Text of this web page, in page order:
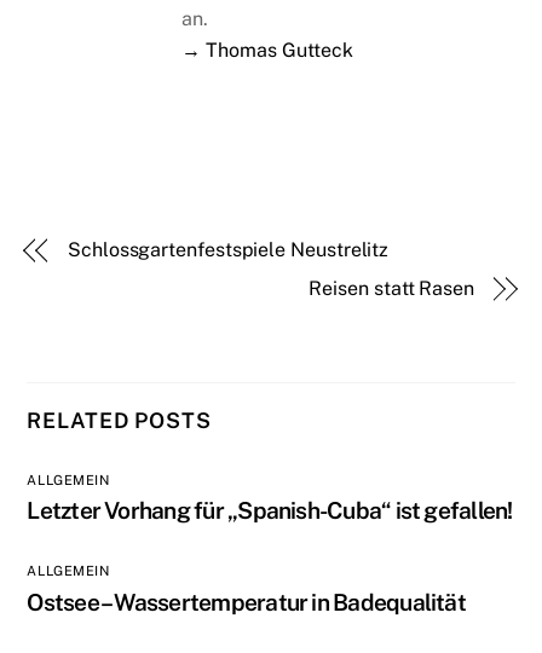
an.
→ Thomas Gutteck
Schlossgartenfestspiele Neustrelitz
Reisen statt Rasen
RELATED POSTS
ALLGEMEIN
Letzter Vorhang für „Spanish-Cuba“ ist gefallen!
ALLGEMEIN
Ostsee – Wassertemperatur in Badequalität